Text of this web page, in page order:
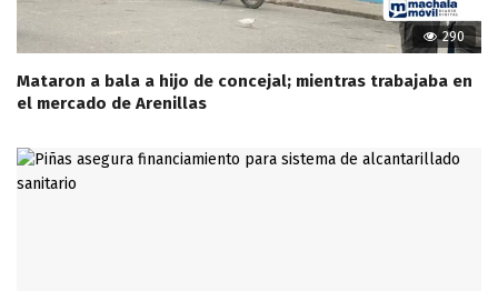
290
Mataron a bala a hijo de concejal; mientras trabajaba en
el mercado de Arenillas